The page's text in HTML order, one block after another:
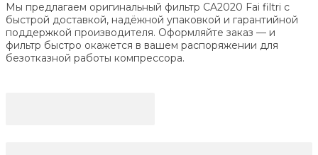
Мы предлагаем оригинальный фильтр CA2020 Fai filtri с
быстрой доставкой, надёжной упаковкой и гарантийной
поддержкой производителя. Оформляйте заказ — и
фильтр быстро окажется в вашем распоряжении для
безотказной работы компрессора.